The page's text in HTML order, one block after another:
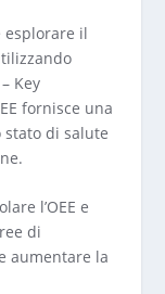
esplorare il
Key
fornisce una
stato di salute
l’OEE e
di
aumentare la